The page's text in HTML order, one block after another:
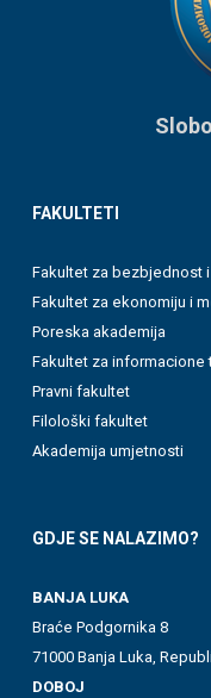
FAKULTETI
Fakultet za bezbjednost
Fakultet za ekonomiju i
Poreska akademija
Fakultet za informacione
Pravni fakultet
Filološki fakultet
Akademija umjetnosti
GDJE SE NALAZIMO?
BANJA LUKA
Braće Podgornika 8
71000 Banja Luka,
DOBOJ